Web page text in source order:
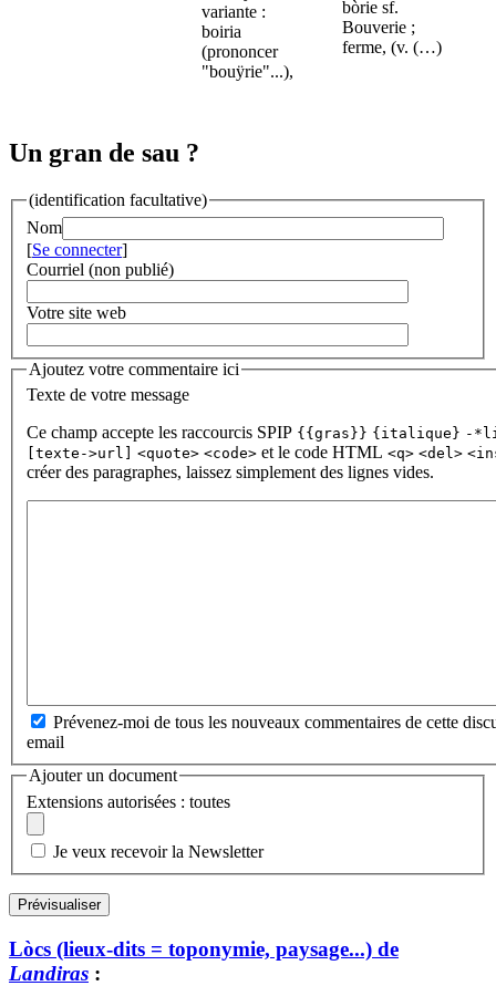
variante :
boiria
(prononcer
"bouÿrie"...),
bòrie sf.
Bouverie ;
ferme, (v. (…)
Un gran de sau ?
(identification facultative)
Nom
[Se connecter]
Courriel (non publié)
Votre site web
Ajoutez votre commentaire ici
Texte de votre message
Ce champ accepte les raccourcis SPIP {{gras}} {italique} -
[texte->url]
<quote> <code> et le code HTML <q> <del>
créer des paragraphes, laissez simplement des lignes vides.
Prévenez-moi de tous les nouveaux commentaires de cette
email
Ajouter un document
Extensions autorisées : toutes
Je veux recevoir la Newsletter
Lòcs (lieux-dits = toponymie, paysage...) de
Landiras :